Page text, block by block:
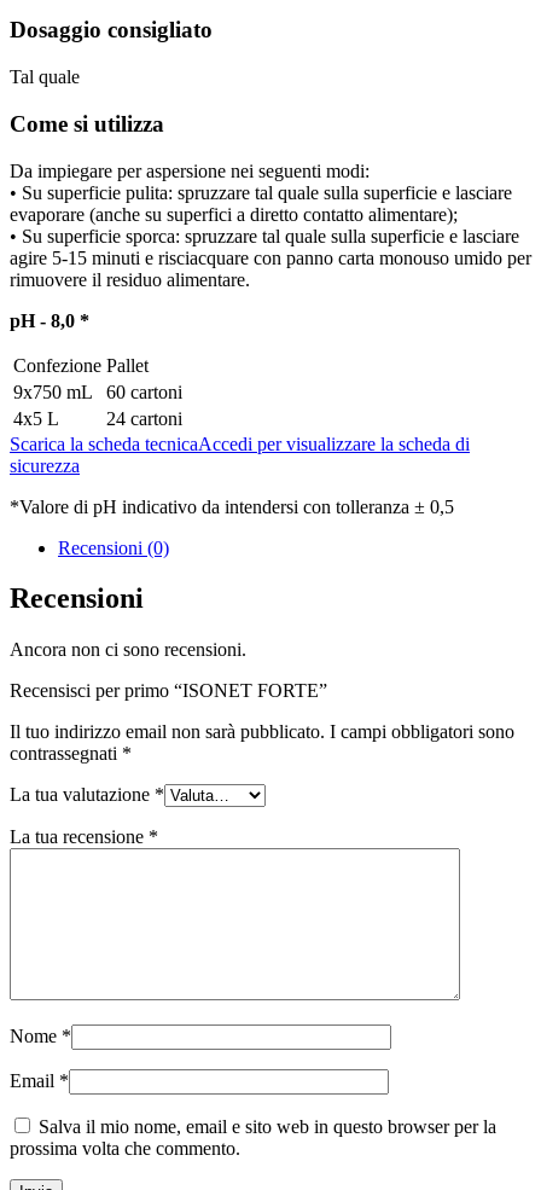
Dosaggio consigliato
Tal quale
Come si utilizza
Da impiegare per aspersione nei seguenti modi:
• Su superficie pulita: spruzzare tal quale sulla superficie e lasciare
evaporare (anche su superfici a diretto contatto alimentare);
• Su superficie sporca: spruzzare tal quale sulla superficie e lasciare
agire 5-15 minuti e risciacquare con panno carta monouso umido per
rimuovere il residuo alimentare.
pH - 8,0 *
Confezione Pallet
9x750 mL
60 cartoni
4x5 L
24 cartoni
Scarica la scheda tecnicaAccedi per visualizzare la scheda di
sicurezza
*Valore di pH indicativo da intendersi con tolleranza ± 0,5
Recensioni (0)
Recensioni
Ancora non ci sono recensioni.
Recensisci per primo “ISONET FORTE”
Il tuo indirizzo email non sarà pubblicato. I campi obbligatori sono
contrassegnati *
La tua valutazione *
La tua recensione *
Nome *
Email *
Salva il mio nome, email e sito web in questo browser per la
prossima volta che commento.